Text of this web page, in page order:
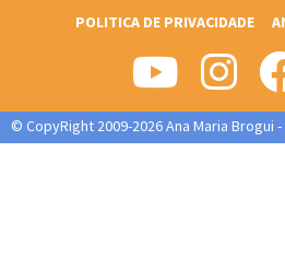
POLITICA DE PRIVACIDADE
© CopyRight 2009-2026 Ana Maria